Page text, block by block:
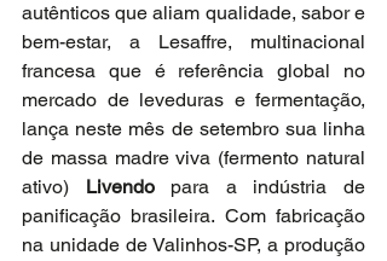
autênticos que aliam qualidade, sabor e
bem-estar, a Lesaffre, multinacional
francesa que é referência global no
mercado de leveduras e fermentação,
lança neste mês de setembro sua linha
de massa madre viva (fermento natural
ativo) Livendo para a indústria de
panificação brasileira. Com fabricação
na unidade de Valinhos-SP, a produção